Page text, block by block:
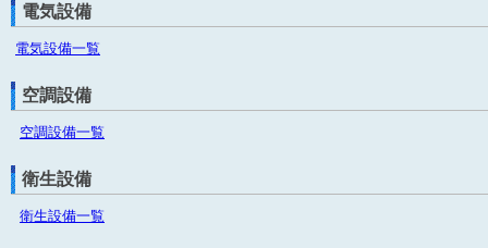
電気設備
電気設備一覧
空調設備
空調設備一覧
衛生設備
衛生設備一覧